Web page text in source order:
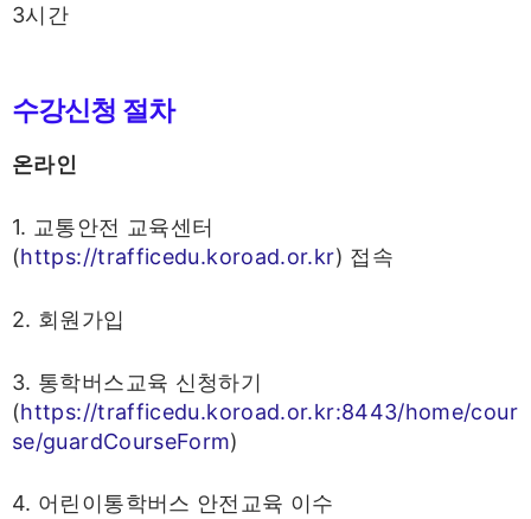
3시간
수강신청 절차
온라인
1. 교통안전 교육센터
(https://trafficedu.koroad.or.kr) 접속
2. 회원가입
3. 통학버스교육 신청하기
(https://trafficedu.koroad.or.kr:8443/home/cour
se/guardCourseForm)
4. 어린이통학버스 안전교육 이수